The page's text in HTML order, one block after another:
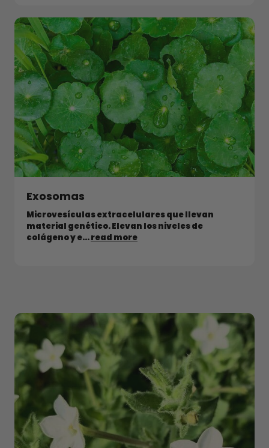
Exosomas
Microvesículas extracelulares que llevan
material genético. Elevan los niveles de
colágeno y e...read more